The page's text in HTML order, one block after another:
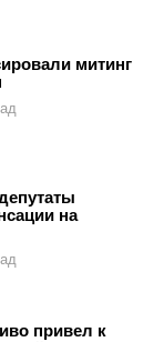
митинг
на
привел к